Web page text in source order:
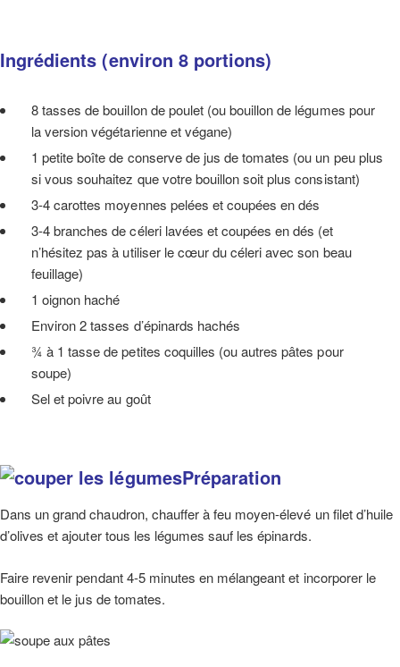
Ingrédients (environ 8 portions)
8 tasses de bouillon de poulet (ou bouillon de légumes pour
la version végétarienne et végane)
1 petite boîte de conserve de jus de tomates (ou un peu plus
si vous souhaitez que votre bouillon soit plus consistant)
3-4 carottes moyennes pelées et coupées en dés
3-4 branches de céleri lavées et coupées en dés (et
n’hésitez pas à utiliser le cœur du céleri avec son beau
feuillage)
1 oignon haché
Environ 2 tasses d’épinards hachés
¾ à 1 tasse de petites coquilles (ou autres pâtes pour
soupe)
Sel et poivre au goût
Préparation
Dans un grand chaudron, chauffer à feu moyen-élevé un filet d’huile
d’olives et ajouter tous les légumes sauf les épinards.
Faire revenir pendant 4-5 minutes en mélangeant et incorporer le
bouillon et le jus de tomates.